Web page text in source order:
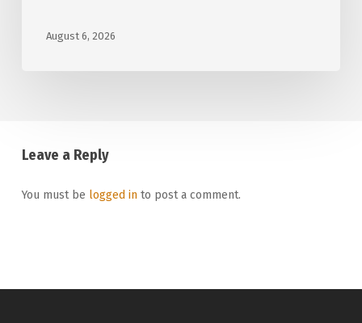
August 6, 2026
Leave a Reply
You must be logged into post a comment.